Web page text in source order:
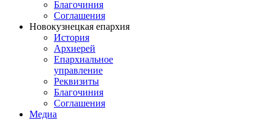
Благочиния
Соглашения
Новокузнецкая епархия
История
Архиерей
Епархиальное
управление
Реквизиты
Благочиния
Соглашения
Медиа